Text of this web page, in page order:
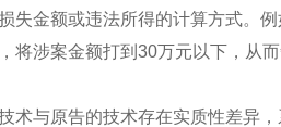
失金额或违法所得的计算方式。
将涉案金额打到30万元以下，从而
术与原告的技术存在实质性差异，